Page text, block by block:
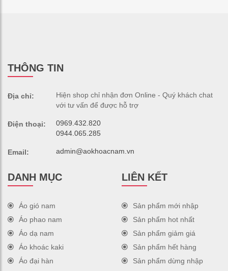
THÔNG TIN
Địa chỉ:
Hiện shop chỉ nhận đơn Online - Quý khách chat
với tư vấn để được hỗ trợ
Điện thoại:
0969.432.820
0944.065.285
Email: admin@aokhoacnam.vn
DANH MỤC
Áo gió nam
Áo phao nam
Áo dạ nam
Áo khoác kaki
Áo đại hàn
LIÊN KẾT
Sản phẩm mới nhập
Sản phẩm hot nhất
Sản phẩm giảm giá
Sản phẩm hết hàng
Sản phẩm dừng nhập